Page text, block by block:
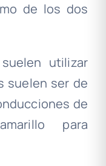
de los dos
utilizar
suelen ser de
de
para